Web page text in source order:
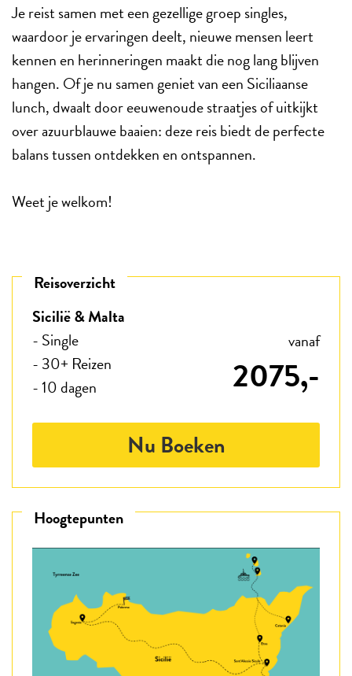
Je reist samen met een gezellige groep singles,
waardoor je ervaringen deelt, nieuwe mensen leert
kennen en herinneringen maakt die nog lang blijven
hangen. Of je nu samen geniet van een Siciliaanse
lunch, dwaalt door eeuwenoude straatjes of uitkijkt
over azuurblauwe baaien: deze reis biedt de perfecte
balans tussen ontdekken en ontspannen.
Weet je welkom!
Reisoverzicht
Sicilië & Malta
- Single
- 30+ Reizen
- 10 dagen
vanaf
2075,-
Nu Boeken
Hoogtepunten